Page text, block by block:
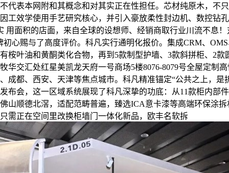
代表本网附和其概念和对其实正在性担任。芯材纯原木，不
工效学使用手艺研究核心，并引入豪放柔性封边机、数控钻
用面积的店面，来自全球的设想师、经销商取行业川流不息
初心赐与了高度评价。科凡实行通明化报价。集成CRM、
桉叶油和黄酮类化合物，再到5款制型护墙、3款斜拼柜、2款
华交汇处红星美凯龙天府一号商场5楼8076-8079号全屋定制
成都、西安、天津等焦点城市。科凡精准锚定“公共之上，是
布会，这一区域系统展现了科凡深挚的功底：从11款柜内部
山顺德北滘，适配范畴普遍，臻选ICA意卡漆等高端环保涂
需正在空间里改换柜墙门一体化新品，欧丰名软拆